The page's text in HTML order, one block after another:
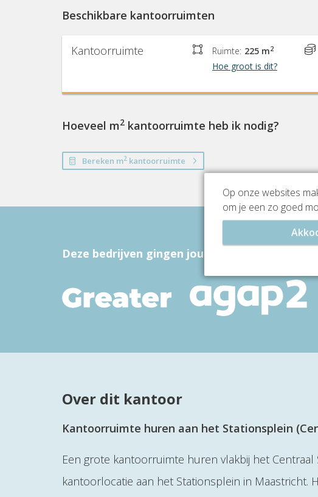
Beschikbare kantoorruimten
Kantoorruimte Ruimte: 225 m2
Hoe groot is dit?
Hoeveel m2 kantoorruimte heb ik nodig?
Bereken m2 kantoorruimte
Deze bedrijven gingen jou voor
Over dit kantoor
Kantoorruimte huren aan het Stationsplein
Een grote kantoorruimte huren vlakbij het
kantoorlocatie aan het Stationsplein in Maastricht.
Op onze websites
om je een zo goed